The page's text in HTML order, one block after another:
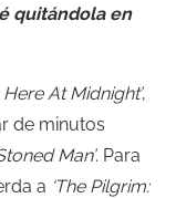
quitándola en
At Midnight’,
de minutos
Man’. Para
a ‘The Pilgrim: